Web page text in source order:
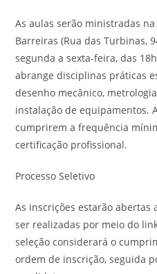
As aulas serão ministradas
Barreiras (Rua das Turbinas,
segunda a sexta-feira, das
abrange disciplinas práticas
desenho mecânico,
instalação de equipamentos.
cumprirem a frequência
certificação profissional.
Processo Seletivo
As inscrições estarão abertas
ser realizadas por meio do
seleção considerará o
ordem de inscrição, seguida